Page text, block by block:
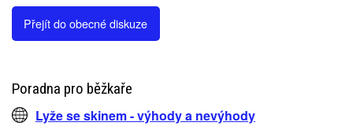
Přejít do obecné diskuze
Poradna pro běžkaře
Lyže se skinem - výhody a nevýhody